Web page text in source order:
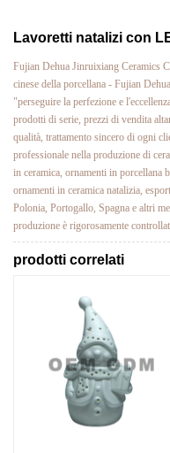
Lavoretti natalizi con
Fujian Dehua Jinruixiang Ceramics
cinese della porcellana - Fujian
"perseguire la perfezione e
prodotti di serie, prezzi di vendita
qualità, trattamento sincero di ogni
professionale nella produzione di
in ceramica, ornamenti in porcellana
ornamenti in ceramica natalizia,
Polonia, Portogallo, Spagna e altri
produzione è rigorosamente
prodotti correlati